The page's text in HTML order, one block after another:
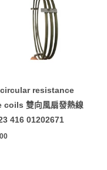
circular resistance
coils 雙向風扇發熱線
416 01202671